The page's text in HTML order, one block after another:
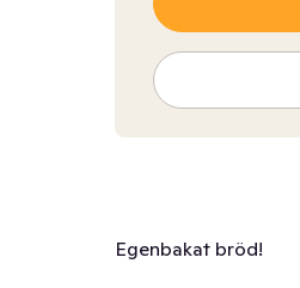
Egenbakat bröd!